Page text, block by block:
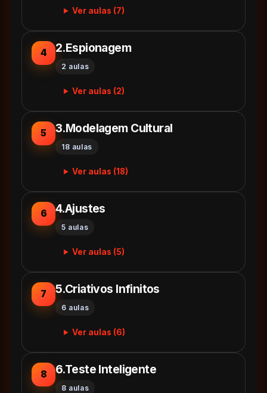
Ver aulas (7)
4 2.Espionagem
2 aulas
Ver aulas (2)
5 3.Modelagem Cultural
18 aulas
Ver aulas (18)
6 4.Ajustes
5 aulas
Ver aulas (5)
7 5.Criativos Infinitos
6 aulas
Ver aulas (6)
8 6.Teste Inteligente
8 aulas